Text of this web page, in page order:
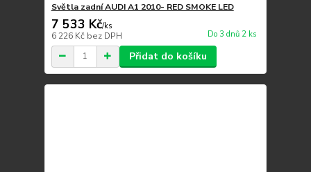
Světla zadní AUDI A1 2010- RED SMOKE LED
7 533 Kč/ks
6 226 Kč bez DPH Do 3 dnů 2 ks
Přidat do košíku